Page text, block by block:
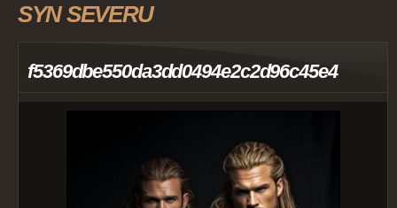
SYN SEVERU
f5369dbe550da3dd0494e2c2d96c45e4